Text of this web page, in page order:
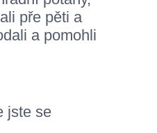
pře pěti a
a pomohli
jste se